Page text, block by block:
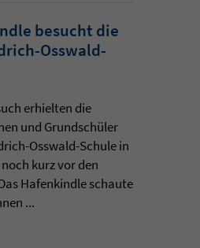
besucht die
Osswald-
erhielten die
und Grundschüler
Osswald-Schule in
kurz vor den
Hafenkindle schaute
...